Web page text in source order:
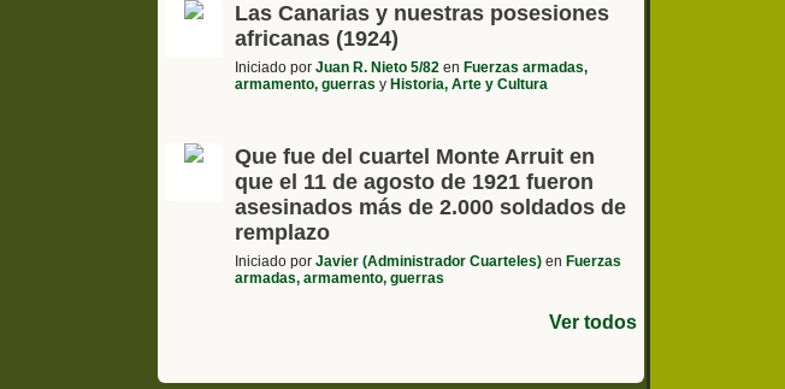
Las Canarias y nuestras posesiones
africanas (1924)
Iniciado porJuan R. Nieto 5/82 en Fuerzas armadas,
armamento, guerras y Historia, Arte y Cultura
Que fue del cuartel Monte Arruit en
que el 11 de agosto de 1921 fueron
asesinados más de 2.000 soldados de
remplazo
Iniciado porJavier (Administrador Cuarteles) en Fuerzas
armadas, armamento, guerras
Ver todos